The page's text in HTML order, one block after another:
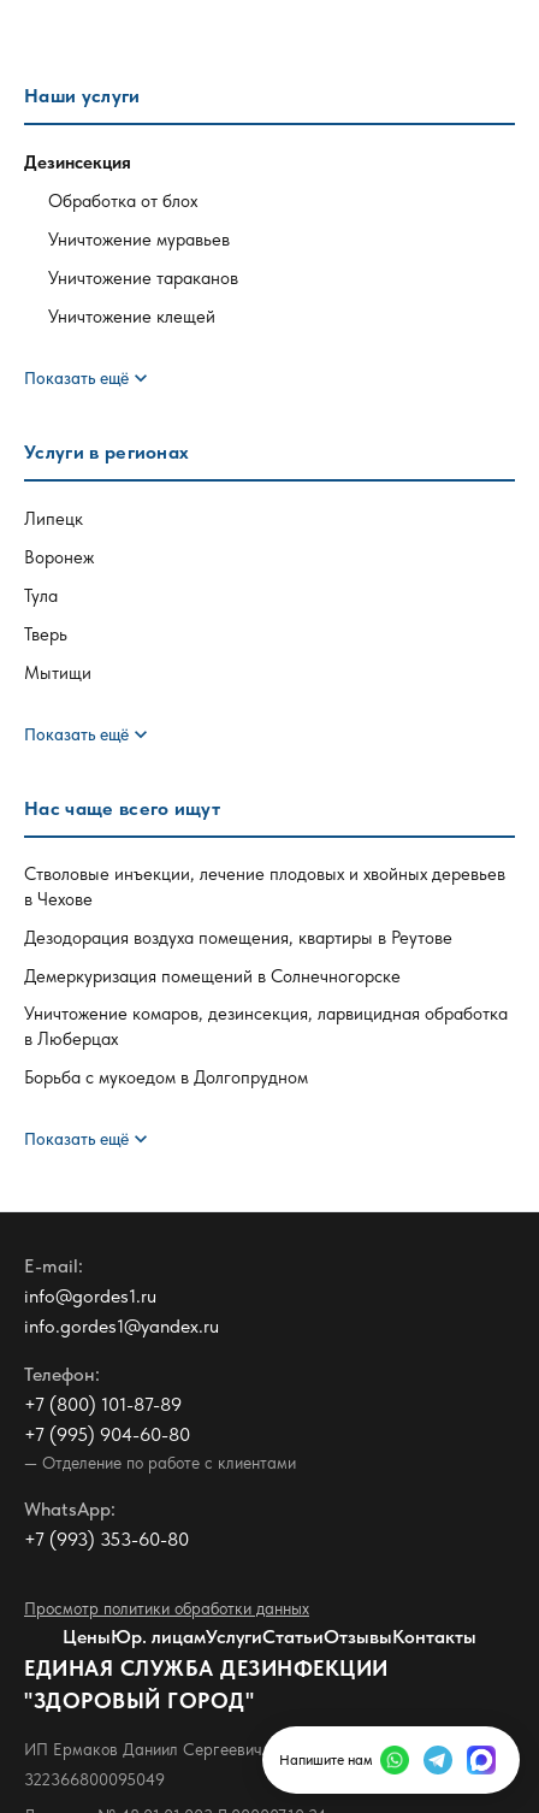
Наши услуги
Дезинсекция
Обработка от блох
Уничтожение муравьев
Уничтожение тараканов
Уничтожение клещей
Показать ещё expand_more
Услуги в регионах
Липецк
Воронеж
Тула
Тверь
Мытищи
Показать ещё expand_more
Нас чаще всего ищут
Стволовые инъекции, лечение плодовых и хвойных деревьев
в Чехове
Дезодорация воздуха помещения, квартиры в Реутове
Демеркуризация помещений в Солнечногорске
Уничтожение комаров, дезинсекция, ларвицидная обработка
в Люберцах
Борьба с мукоедом в Долгопрудном
Показать ещё expand_more
E-mail:
info@gordes1.ru
info.gordes1@yandex.ru
Телефон:
+7 (800) 101-87-89
+7 (995) 904-60-80
— Отделение по работе с клиентами
WhatsApp:
+7 (993) 353-60-80
Просмотр политики обработки данных
ЦеныЮр. лицамУслугиСтатьиОтзывыКонтакты
ЕДИНАЯ СЛУЖБА ДЕЗИНФЕКЦИИ
"ЗДОРОВЫЙ ГОРОД"
ИП Ермаков Даниил Сергеевич. ИНН 480703021969, ОГРНИП
322366800095049
Напишите нам